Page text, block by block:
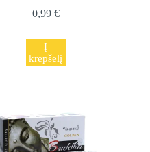
0,99 €
Į
krepšelį